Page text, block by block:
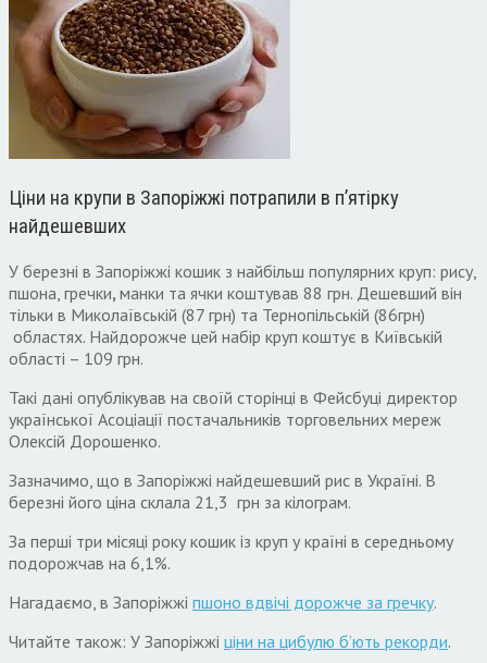
Ціни на крупи в Запоріжжі потрапили в п’ятірку
найдешевших
У березні в Запоріжжі кошик з найбільш популярних круп: рису,
пшона, гречки, манки та ячки коштував 88 грн. Дешевший він
тільки в Миколаївській (87 грн) та Тернопільській (86грн)
областях. Найдорожче цей набір круп коштує в Київській
області – 109 грн.
Такі дані опублікував на своїй сторінці в Фейсбуці директор
української Асоціації постачальників торговельних мереж
Олексій Дорошенко.
Зазначимо, що в Запоріжжі найдешевший рис в Україні. В
березні його ціна склала 21,3 грн за кілограм.
За перші три місяці року кошик із круп у країні в середньому
подорожчав на 6,1%.
Нагадаємо, в Запоріжжі пшоно вдвічі дорожче за гречку.
Читайте також: У Запоріжжі ціни на цибулю б’ють рекорди.